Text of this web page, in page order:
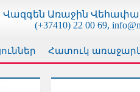
Վազգեն Առաջին
(+37410) 22 00 69,
Հատուկ